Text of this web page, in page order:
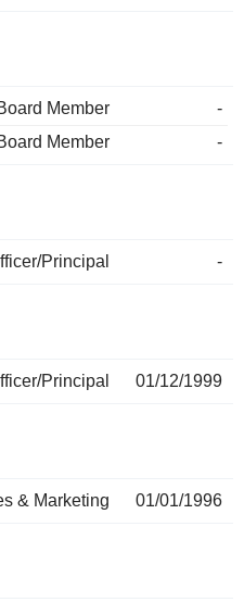
Member
-
Member
-
Principal -
Principal 01/12/1999
& Marketing 01/01/1996